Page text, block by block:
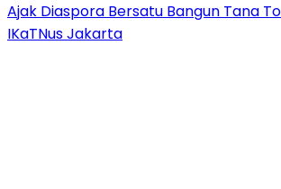
Ajak Diaspora Bersatu Bangun Tana
IKaTNus Jakarta